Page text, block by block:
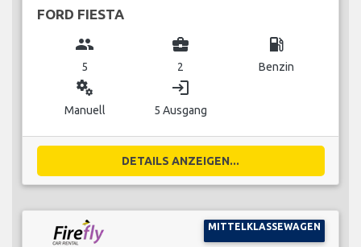
FORD FIESTA
group
5
business_center
2
local_gas_station
Benzin
miscellaneous_services
Manuell
login
5 Ausgang
DETAILS ANZEIGEN...
MITTELKLASSEWAGEN